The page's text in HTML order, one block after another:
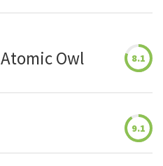
Atomic Owl 8.1
9.1